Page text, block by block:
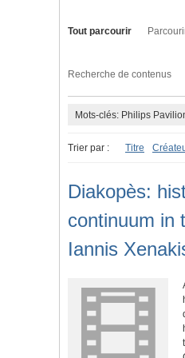
Tout parcourir
Recherche de contenus
Mots-clés: Philips
Trier par : Titre
Diakopès:
continuum in
Iannis